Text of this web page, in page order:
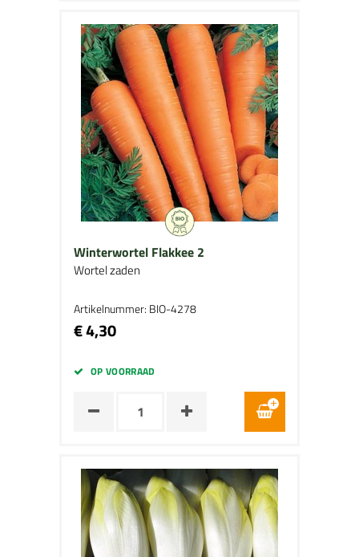
Winterwortel Flakkee 2
Wortel zaden
Artikelnummer: BIO-4278
€ 4,30
OP VOORRAAD